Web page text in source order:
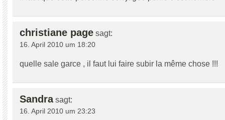
christiane page sagt:
16. April 2010 um 18:20
quelle sale garce , il faut lui faire subir la même chose !!!
Sandra sagt:
16. April 2010 um 23:23